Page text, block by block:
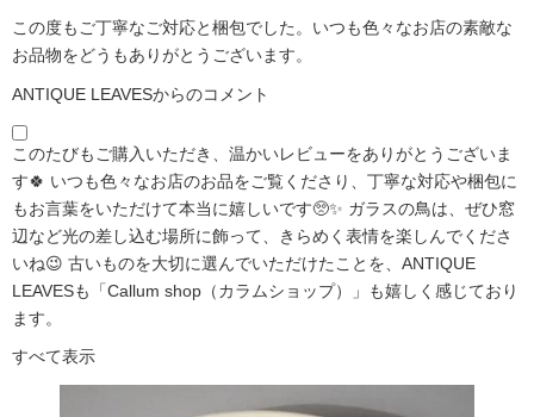
この度もご丁寧なご対応と梱包でした。いつも色々なお店の素敵な
お品物をどうもありがとうございます。
ANTIQUE LEAVESからのコメント
このたびもご購入いただき、温かいレビューをありがとうございま
す🍀 いつも色々なお店のお品をご覧くださり、丁寧な対応や梱包に
もお言葉をいただけて本当に嬉しいです🥺✨ ガラスの鳥は、ぜひ窓
辺など光の差し込む場所に飾って、きらめく表情を楽しんでくださ
いね😉 古いものを大切に選んでいただけたことを、ANTIQUE
LEAVESも「Callum shop（カラムショップ）」も嬉しく感じており
ます。
すべて表示